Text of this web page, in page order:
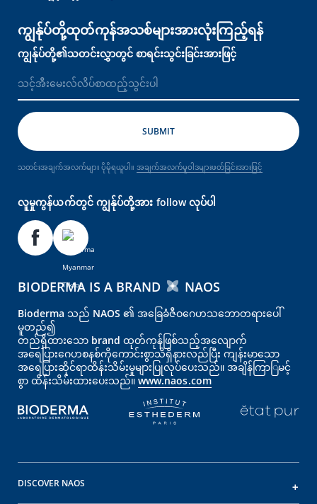
ကျွန်ုပ်တို့ထုတ်ကုန်အသစ်များအားလုံးကြည့်ရန်
ကျွန်ုပ်တို့၏သတင်းလွှာတွင် စာရင်းသွင်းခြင်းအားဖြင့်
သတင်းအချက်အလက်များ ပိုမိုရယူပါ။ အချက်အလက်မူဝါဒများဖတ်ခြင်းအားဖြင့်
လူမှုကွန်ယက်တွင် ကျွန်ုပ်တို့အား follow လုပ်ပါ
BIODERMA IS A BRAND NAOS
Bioderma သည် NAOS ၏ အခြေခံဇီဝဂေဟသဘောတရားပေါ်
မူတည်၍
တည်ရှိထားသော brand ထုတ်ကုန်ဖြစ်သည့်အလျောက်
အရေပြား‌‌‌‌ဂေဟစနစ်ကိုကောင်းစွာသိရှိနားလည်ပြီး ကျန်းမာသော
အရေပြားဆိုင်ရာထိန်းသိမ်းမှုများပြုလုပ်ပေးသည်။ အချိန်ကြာြမင့်
စွာ ထိန်းသိမ်းထားပေးသည်။ www.naos.com
DISCOVER NAOS